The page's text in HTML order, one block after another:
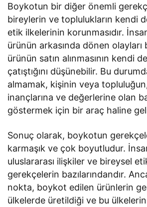
Boykotun bir diğer önemli
bireylerin ve toplulukların kendi
etik ilkelerinin korunmasıdır.
ürünün arkasında dönen
ürünün satın alınmasının kendi
çatıştığını düşünebilir. Bu
almamak, kişinin veya
inançlarına ve değerlerine olan
göstermek için bir araç haline
Sonuç olarak, boykotun
karmaşık ve çok boyutludur.
uluslararası ilişkiler ve bireysel
gerekçelerin bazılarındandır.
nokta, boykot edilen ürünlerin
ülkelerde üretildiği ve bu